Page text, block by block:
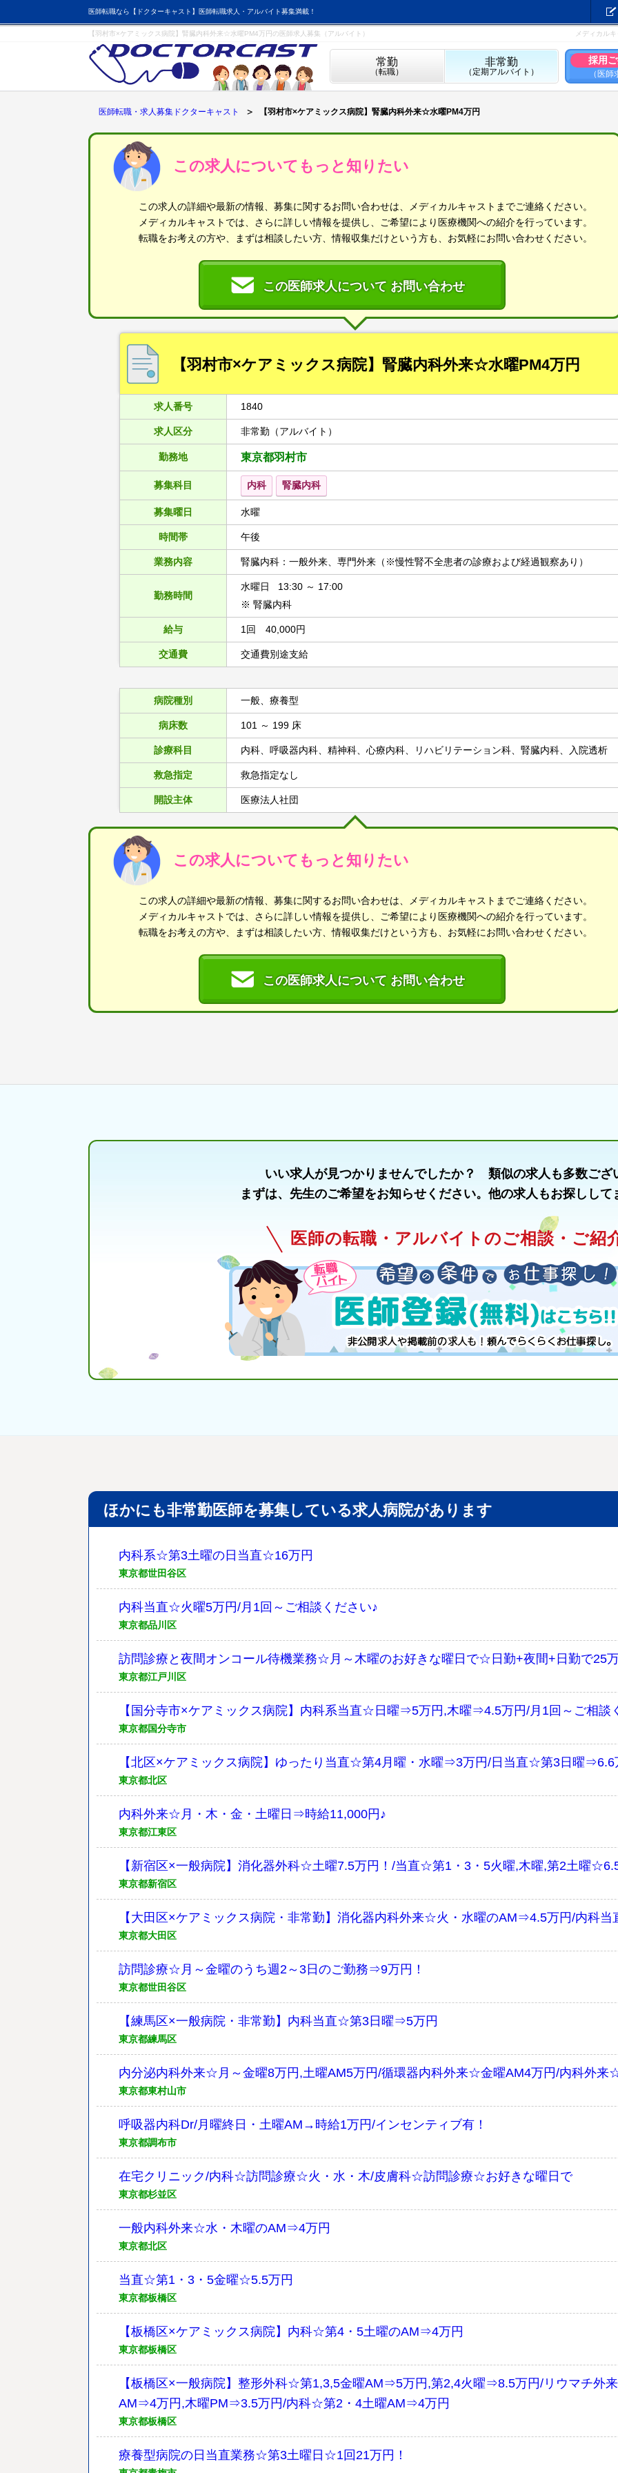
医師転職なら【ドクターキャスト】医師転職求人・アルバイト募集満載！
【羽村市×ケアミックス病院】腎臓内科外来☆水曜PM4万円の医師求人募集（アルバイト） メディカル
常勤
（転職）
非常勤
（定期アルバイト）
採用
（医
医師転職・求人募集ドクターキャスト 【羽村市×ケアミックス病院】腎臓内科外来☆水曜PM4万円
この求人についてもっと知りたい
この求人の詳細や最新の情報、募集に関するお問い合わせは、メディカルキャストまでご連絡ください。
メディカルキャストでは、さらに詳しい情報を提供し、ご希望により医療機関への紹介を行っています。
転職をお考えの方や、まずは相談したい方、情報収集だけという方も、お気軽にお問い合わせください。
この医師求人について お問い合わせ
【羽村市×ケアミックス病院】腎臓内科外来☆水曜PM4万円
求人番号 1840
求人区分 非常勤（アルバイト）
勤務地 東京都羽村市
募集科目 内科 腎臓内科
募集曜日 水曜
時間帯 午後
業務内容 腎臓内科：一般外来、専門外来（※慢性腎不全患者の診療および経過観察あり）
勤務時間
水曜日 13:30 ～ 17:00
※ 腎臓内科
給与 1回 40,000円
交通費 交通費別途支給
病院種別 一般、療養型
病床数 101 ～ 199 床
診療科目 内科、呼吸器内科、精神科、心療内科、リハビリテーション科、腎臓内科、入院透析
救急指定 救急指定なし
開設主体 医療法人社団
この求人についてもっと知りたい
この求人の詳細や最新の情報、募集に関するお問い合わせは、メディカルキャストまでご連絡ください。
メディカルキャストでは、さらに詳しい情報を提供し、ご希望により医療機関への紹介を行っています。
転職をお考えの方や、まずは相談したい方、情報収集だけという方も、お気軽にお問い合わせください。
この医師求人について お問い合わせ
いい求人が見つかりませんでしたか？ 類似の求人も多数ござ
まずは、先生のご希望をお知らせください。他の求人もお探しして
医師の転職・アルバイトのご相談・ご紹
ほかにも非常勤医師を募集している求人病院があります
内科系☆第3土曜の日当直☆16万円
東京都世田谷区
内科当直☆火曜5万円/月1回～ご相談ください♪
東京都品川区
訪問診療と夜間オンコール待機業務☆月～木曜のお好きな曜日で☆日勤+夜間+日勤で25
東京都江戸川区
【国分寺市×ケアミックス病院】内科系当直☆日曜⇒5万円,木曜⇒4.5万円/月1回～ご相談
東京都国分寺市
【北区×ケアミックス病院】ゆったり当直☆第4月曜・水曜⇒3万円/日当直☆第3日曜⇒6.6
東京都北区
内科外来☆月・木・金・土曜日⇒時給11,000円♪
東京都江東区
【新宿区×一般病院】消化器外科☆土曜7.5万円！/当直☆第1・3・5火曜,木曜,第2土曜
東京都新宿区
【大田区×ケアミックス病院・非常勤】消化器内科外来☆火・水曜のAM⇒4.5万円/内科
東京都大田区
訪問診療☆月～金曜のうち週2～3日のご勤務⇒9万円！
東京都世田谷区
【練馬区×一般病院・非常勤】内科当直☆第3日曜⇒5万円
東京都練馬区
内分泌内科外来☆月～金曜8万円,土曜AM5万円/循環器内科外来☆金曜AM4万円/内科外来
東京都東村山市
呼吸器内科Dr/月曜終日・土曜AM→時給1万円/インセンティブ有！
東京都調布市
在宅クリニック/内科☆訪問診療☆火・水・木/皮膚科☆訪問診療☆お好きな曜日で
東京都杉並区
一般内科外来☆水・木曜のAM⇒4万円
東京都北区
当直☆第1・3・5金曜☆5.5万円
東京都板橋区
【板橋区×ケアミックス病院】内科☆第4・5土曜のAM⇒4万円
東京都板橋区
【板橋区×一般病院】整形外科☆第1,3,5金曜AM⇒5万円,第2,4火曜⇒8.5万円/リウマチ
AM⇒4万円,木曜PM⇒3.5万円/内科☆第2・4土曜AM⇒4万円
東京都板橋区
療養型病院の日当直業務☆第3土曜日☆1回21万円！